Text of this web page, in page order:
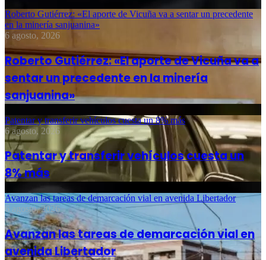
Roberto Gutiérrez: «El aporte de Vicuña va a sentar un precedente
en la minería sanjuanina»
6 agosto, 2026
Roberto Gutiérrez: «El aporte de Vicuña va a
sentar un precedente en la minería
sanjuanina»
Patentar y transferir vehículos cuesta un 8% más
6 agosto, 2026
Patentar y transferir vehículos cuesta un
8% más
Avanzan las tareas de demarcación vial en avenida Libertador
6 agosto, 2026
Avanzan las tareas de demarcación vial en
avenida Libertador